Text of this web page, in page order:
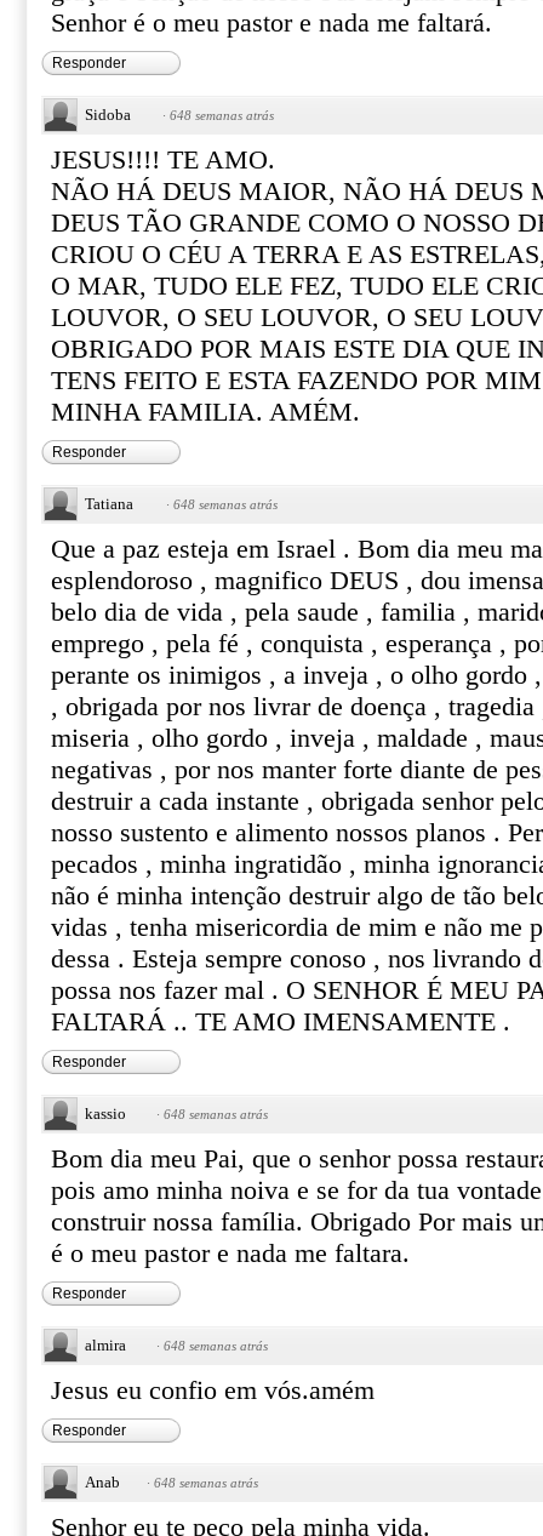
Senhor é o meu pastor e nada me faltará.
Responder
Sidoba · 648 semanas atrás
JESUS!!!! TE AMO.
NÃO HÁ DEUS MAIOR, NÃO HÁ DEUS
DEUS TÃO GRANDE COMO O NOSSO
CRIOU O CÉU A TERRA E AS
O MAR, TUDO ELE FEZ, TUDO ELE
LOUVOR, O SEU LOUVOR, O SEU
OBRIGADO POR MAIS ESTE DIA QUE
TENS FEITO E ESTA FAZENDO POR
MINHA FAMILIA. AMÉM.
Responder
Tatiana · 648 semanas atrás
Que a paz esteja em Israel . Bom dia meu
esplendoroso , magnifico DEUS , dou
belo dia de vida , pela saude , familia ,
emprego , pela fé , conquista , esperança ,
perante os inimigos , a inveja , o olho gordo
, obrigada por nos livrar de doença ,
miseria , olho gordo , inveja , maldade ,
negativas , por nos manter forte diante de
destruir a cada instante , obrigada senhor
nosso sustento e alimento nossos planos .
pecados , minha ingratidão , minha
não é minha intenção destruir algo de tão
vidas , tenha misericordia de mim e não me
dessa . Esteja sempre conoso , nos livrando
possa nos fazer mal . O SENHOR É MEU
FALTARÁ .. TE AMO IMENSAMENTE .
Responder
kassio · 648 semanas atrás
Bom dia meu Pai, que o senhor possa
pois amo minha noiva e se for da tua
construir nossa família. Obrigado Por mais
é o meu pastor e nada me faltara.
Responder
almira · 648 semanas atrás
Jesus eu confio em vós.amém
Responder
Anab · 648 semanas atrás
Senhor eu te peço pela minha vida.